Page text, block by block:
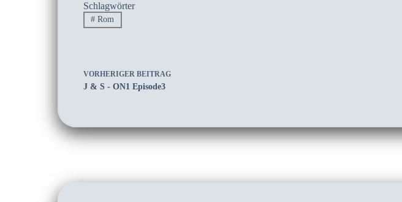
Schlagwörter
# Rom
VORHERIGER BEITRAG
J & S - ON1 Episode3